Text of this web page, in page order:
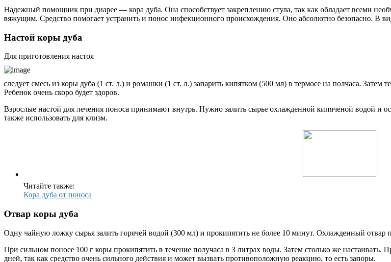
Надежный помощник при диарее — кора дуба. Она способствует закреплению стула, так как обладает всеми
вяжущим. Средство помогает устранить и понос инфекционного происхождения. Оно абсолютно безопасно. В
Настой коры дуба
Для приготовления настоя
следует смесь из коры дуба (1 ст. л.) и ромашки (1 ст. л.) запарить кипятком (500 мл) в термосе на полчаса. Затем
Ребенок очень скоро будет здоров.
Взрослые настой для лечения поноса принимают внутрь. Нужно залить сырье охлажденной кипяченой водой и
также использовать для клизм.
Читайте также:
Кора дуба от поноса
Отвар коры дуба
Одну чайную ложку сырья залить горячей водой (300 мл) и прокипятить не более 10 минут. Охлажденный отвар
При сильном поносе 100 г коры прокипятить в течение получаса в 3 литрах воды. Затем столько же
дней, так как средство очень сильного действия и может вызвать противоположную реакцию, то есть запоры.